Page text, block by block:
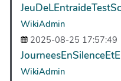
WikiAdmin
2025-08-25 17:57:49
WikiAdmin